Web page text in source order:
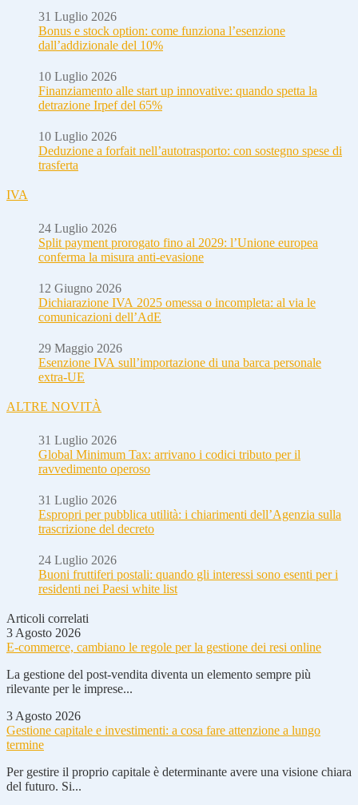
31 Luglio 2026
Bonus e stock option: come funziona l’esenzione
dall’addizionale del 10%
10 Luglio 2026
Finanziamento alle start up innovative: quando spetta la
detrazione Irpef del 65%
10 Luglio 2026
Deduzione a forfait nell’autotrasporto: con sostegno spese di
trasferta
IVA
24 Luglio 2026
Split payment prorogato fino al 2029: l’Unione europea
conferma la misura anti-evasione
12 Giugno 2026
Dichiarazione IVA 2025 omessa o incompleta: al via le
comunicazioni dell’AdE
29 Maggio 2026
Esenzione IVA sull’importazione di una barca personale
extra-UE
ALTRE NOVITÀ
31 Luglio 2026
Global Minimum Tax: arrivano i codici tributo per il
ravvedimento operoso
31 Luglio 2026
Espropri per pubblica utilità: i chiarimenti dell’Agenzia sulla
trascrizione del decreto
24 Luglio 2026
Buoni fruttiferi postali: quando gli interessi sono esenti per i
residenti nei Paesi white list
Articoli correlati
3 Agosto 2026
E-commerce, cambiano le regole per la gestione dei resi online
La gestione del post-vendita diventa un elemento sempre più
rilevante per le imprese...
3 Agosto 2026
Gestione capitale e investimenti: a cosa fare attenzione a lungo
termine
Per gestire il proprio capitale è determinante avere una visione chiara
del futuro. Si...